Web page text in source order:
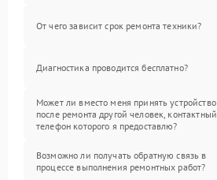
От чего зависит срок ремонта техники?
Диагностика проводится бесплатно?
Может ли вместо меня принять устройство
после ремонта другой человек, контактный
телефон которого я предоставлю?
Возможно ли получать обратную связь в
процессе выполнения ремонтных работ?